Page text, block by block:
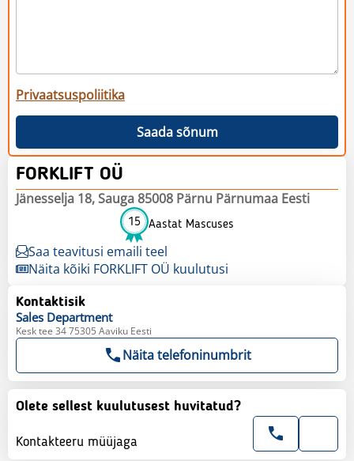
Privaatsuspoliitika
Saada sõnum
FORKLIFT OÜ
Jänesselja 18, Sauga 85008 Pärnu Pärnumaa Eesti
15 Aastat Mascuses
Saa teavitusi emaili teel
Näita kõiki FORKLIFT OÜ kuulutusi
Kontaktisik
Sales Department
Kesk tee 34 75305 Aaviku Eesti
Näita telefoninumbrit
Olete sellest kuulutusest huvitatud?
Kontakteeru müüjaga